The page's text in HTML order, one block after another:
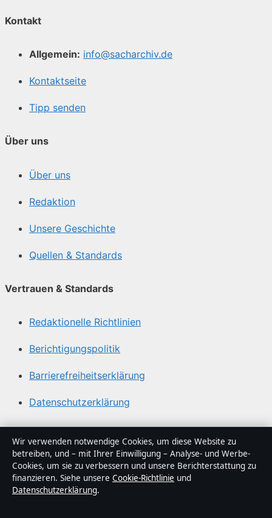
Kontakt
Allgemein: info@sacharchiv.de
Kontaktseite
Tipp senden
Über uns
Über uns
Redaktion
Unsere Geschichte
Quellen & Standards
Vertrauen & Standards
Redaktionelle Richtlinien
Berichtigungspolitik
Barrierefreiheitserklärung
Datenschutzerklärung
Über Sacharchiv in Kürze
Sacharchiv ist ein unabhängiger digitaler
Nachrichtenanbieter mit Fokus auf Politik, Wirtschaft,
Technik und Gesellschaft in Deutschland. Jeder Artikel
Wir verwenden notwendige Cookies, um diese Website zu
betreiben, und – mit Ihrer Einwilligung – Analyse- und Werbe-
Cookies, um sie zu verbessern und unsere Berichterstattung zu
finanzieren. Siehe unsere Cookie-Richtlinie und
Datenschutzerklärung.